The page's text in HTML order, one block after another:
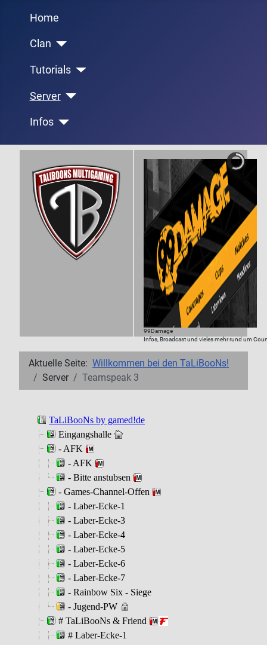
Home
Clan
Tutorials
Server
Infos
99Damage
Infos, Broadcast und vieles mehr rund um
Aktuelle Seite: Willkommen bei den TaLiBooNs!
Server
Teamspeak 3